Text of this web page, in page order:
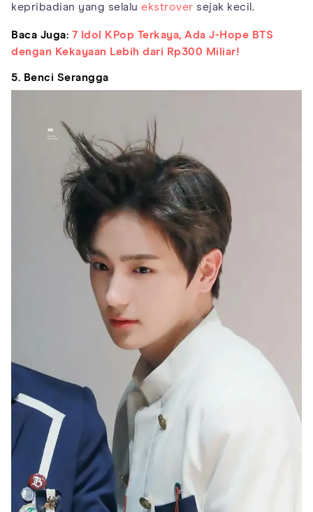
kepribadian yang selalu ekstrover sejak kecil.
Baca Juga: 7 Idol KPop Terkaya, Ada J-Hope BTS
dengan Kekayaan Lebih dari Rp300 Miliar!
5. Benci Serangga